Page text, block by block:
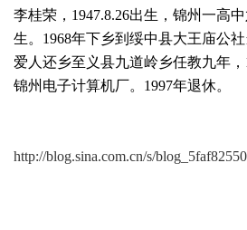
李桂荣，1947.8.26出生，锦州一高
生。1968年下乡到绥中县大王庙公
爱人还乡至义县九道岭乡任教九年
锦州电子计算机厂。1997年退休。
http://blog.sina.com.cn/s/